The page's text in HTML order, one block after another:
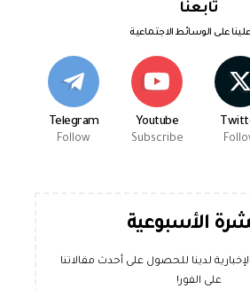
تابعنا
علينا على الوسائط الاجتماعية
Youtube
Subscribe
Telegram
Follow
الأسبوعية
لدينا للحصول على أحدث مقالاتنا
على الفور!